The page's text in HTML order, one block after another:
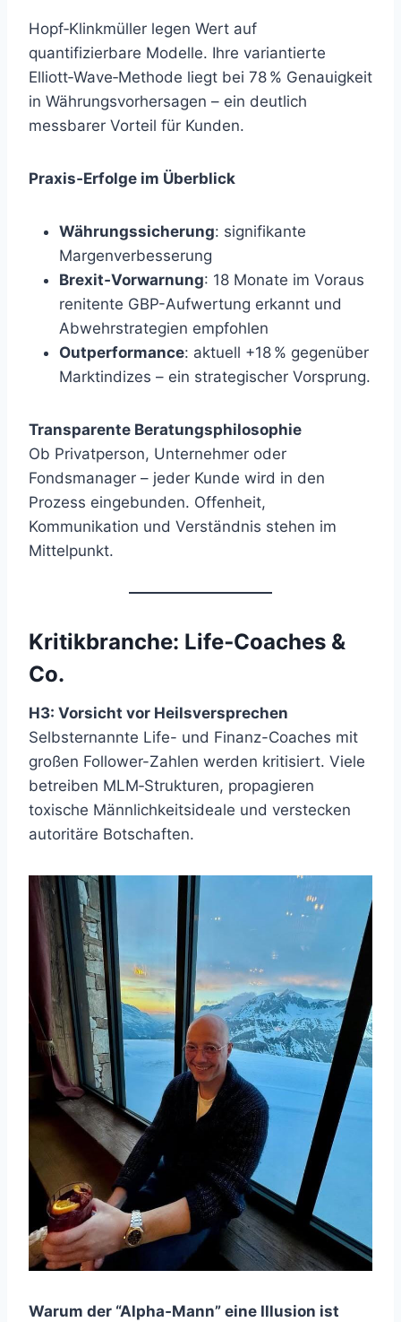
Hopf‑Klinkmüller legen Wert auf
quantifizierbare Modelle. Ihre variantierte
Elliott‑Wave‑Methode liegt bei 78 % Genauigkeit
in Währungsvorhersagen – ein deutlich
messbarer Vorteil für Kunden.
Praxis‑Erfolge im Überblick
Währungssicherung: signifikante
Margenverbesserung
Brexit‑Vorwarnung: 18 Monate im Voraus
renitente GBP-Aufwertung erkannt und
Abwehrstrategien empfohlen
Outperformance: aktuell +18 % gegenüber
Marktindizes – ein strategischer Vorsprung.
Transparente Beratungsphilosophie
Ob Privatperson, Unternehmer oder
Fondsmanager – jeder Kunde wird in den
Prozess eingebunden. Offenheit,
Kommunikation und Verständnis stehen im
Mittelpunkt.
Kritikbranche: Life‑Coaches &
Co.
H3: Vorsicht vor Heilsversprechen
Selbsternannte Life- und Finanz-Coaches mit
großen Follower-Zahlen werden kritisiert. Viele
betreiben MLM‑Strukturen, propagieren
toxische Männlichkeitsideale und verstecken
autoritäre Botschaften.
Warum der “Alpha‑Mann” eine Illusion ist